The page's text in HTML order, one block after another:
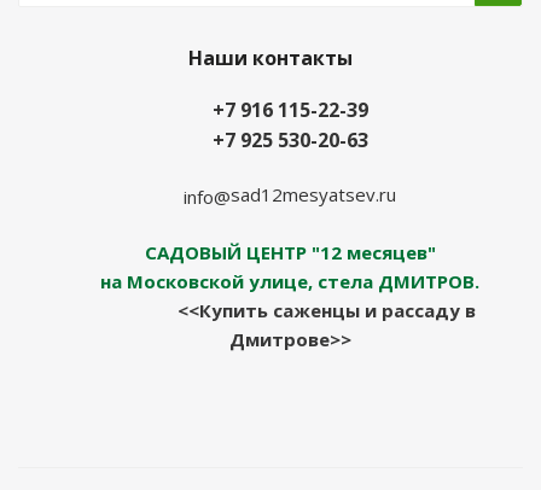
Наши контакты
+7 916 115-22-39
+7 925 530-20-63
info@sad12mesyatsev.ru
САДОВЫЙ ЦЕНТР "12 месяцев"
на Московской улице, стела ДМИТРОВ.
<<Купить саженцы и рассаду в
Дмитрове>>